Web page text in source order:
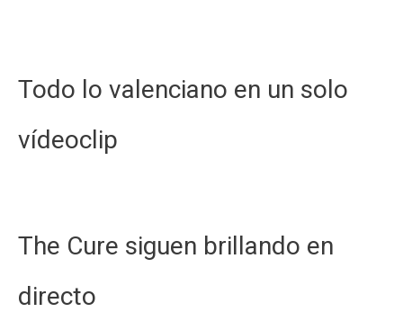
Todo lo valenciano en un solo
vídeoclip
The Cure siguen brillando en
directo